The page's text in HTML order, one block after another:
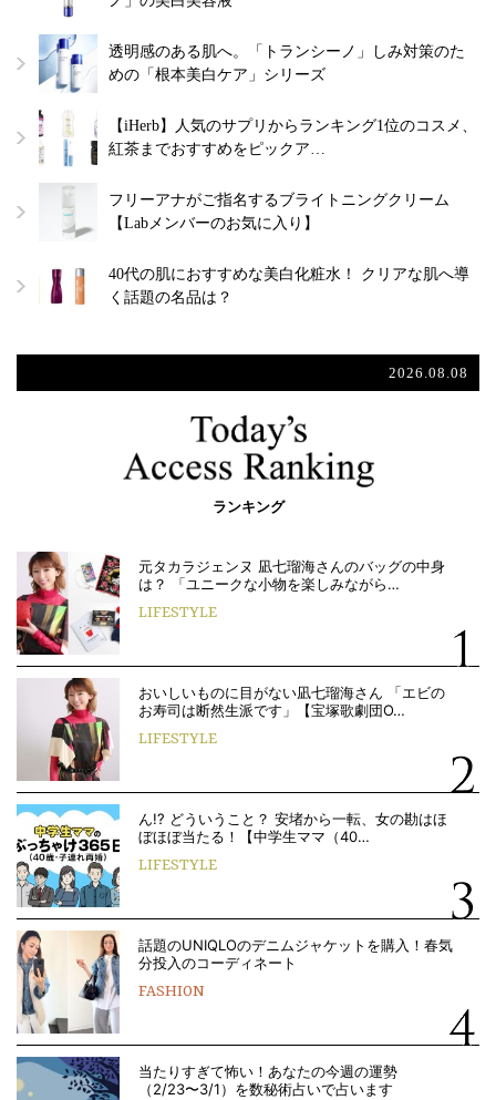
透明感のある肌へ。「トランシーノ」しみ対策のた
めの「根本美白ケア」シリーズ
【iHerb】人気のサプリからランキング1位のコスメ、
紅茶までおすすめをピックア…
フリーアナがご指名するブライトニングクリーム
【Labメンバーのお気に入り】
40代の肌におすすめな美白化粧水！ クリアな肌へ導
く話題の名品は？
2026.08.08
ランキング
元タカラジェンヌ 凪七瑠海さんのバッグの中身
は？ 「ユニークな小物を楽しみながら…
LIFESTYLE
おいしいものに目がない凪七瑠海さん 「エビの
お寿司は断然生派です」【宝塚歌劇団O…
LIFESTYLE
ん!? どういうこと？ 安堵から一転、女の勘はほ
ぼほぼ当たる！【中学生ママ（40…
LIFESTYLE
話題のUNIQLOのデニムジャケットを購入！春気
分投入のコーディネート
FASHION
当たりすぎて怖い！あなたの今週の運勢
（2/23〜3/1）を数秘術占いで占います